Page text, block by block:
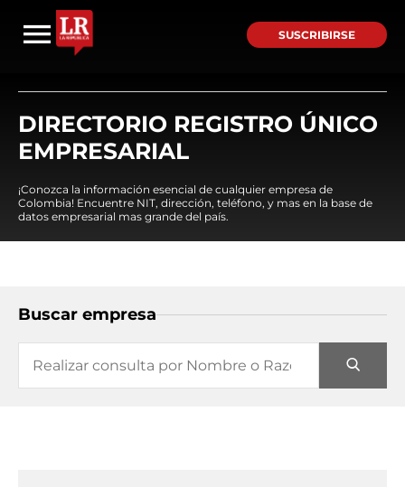
SUSCRIBIRSE
DIRECTORIO REGISTRO ÚNICO
EMPRESARIAL
¡Conozca la información esencial de cualquier empresa de
Colombia! Encuentre NIT, dirección, teléfono, y mas en la base de
datos empresarial mas grande del país.
Buscar empresa